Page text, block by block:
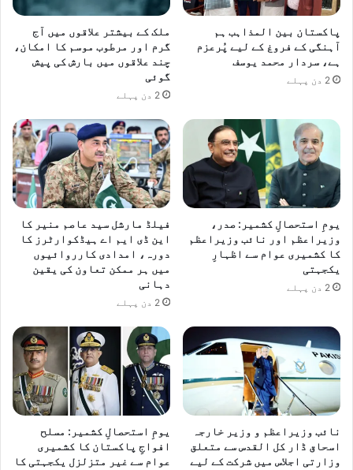
پاکستان بین المذاہب ہم
آہنگی کے فروغ کے لیے پُرعزم
ہے، سردار محمد یوسف
2 دن پہلے
ملک کے بیشتر علاقوں میں آج
گرم اور مرطوب موسم کا امکان،
چند علاقوں میں بارش کی پیش
گوئی
2 دن پہلے
یومِ استحصالِ کشمیر: صدر،
وزیراعظم اور نائب وزیراعظم
کا کشمیری عوام سے اظہارِ
یکجہتی
2 دن پہلے
فیلڈ مارشل سید عاصم منیر کا
این ڈی ایم اے ہیڈکوارٹرز کا
دورہ، امدادی کارروائیوں
میں ہر ممکن تعاون کی یقین
دہانی
2 دن پہلے
نائب وزیراعظم و وزیر خارجہ
اسحاق ڈار کل القدس سے متعلق
وزارتی اجلاس میں شرکت کے لیے
یومِ استحصالِ کشمیر: مسلح
افواجِ پاکستان کا کشمیری
عوام سے غیر متزلزل یکجہتی کا